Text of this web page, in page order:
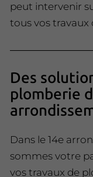
peut intervenir
tous vos travaux
Des
plomberie
Dans le 14e
sommes votre
vos travaux de